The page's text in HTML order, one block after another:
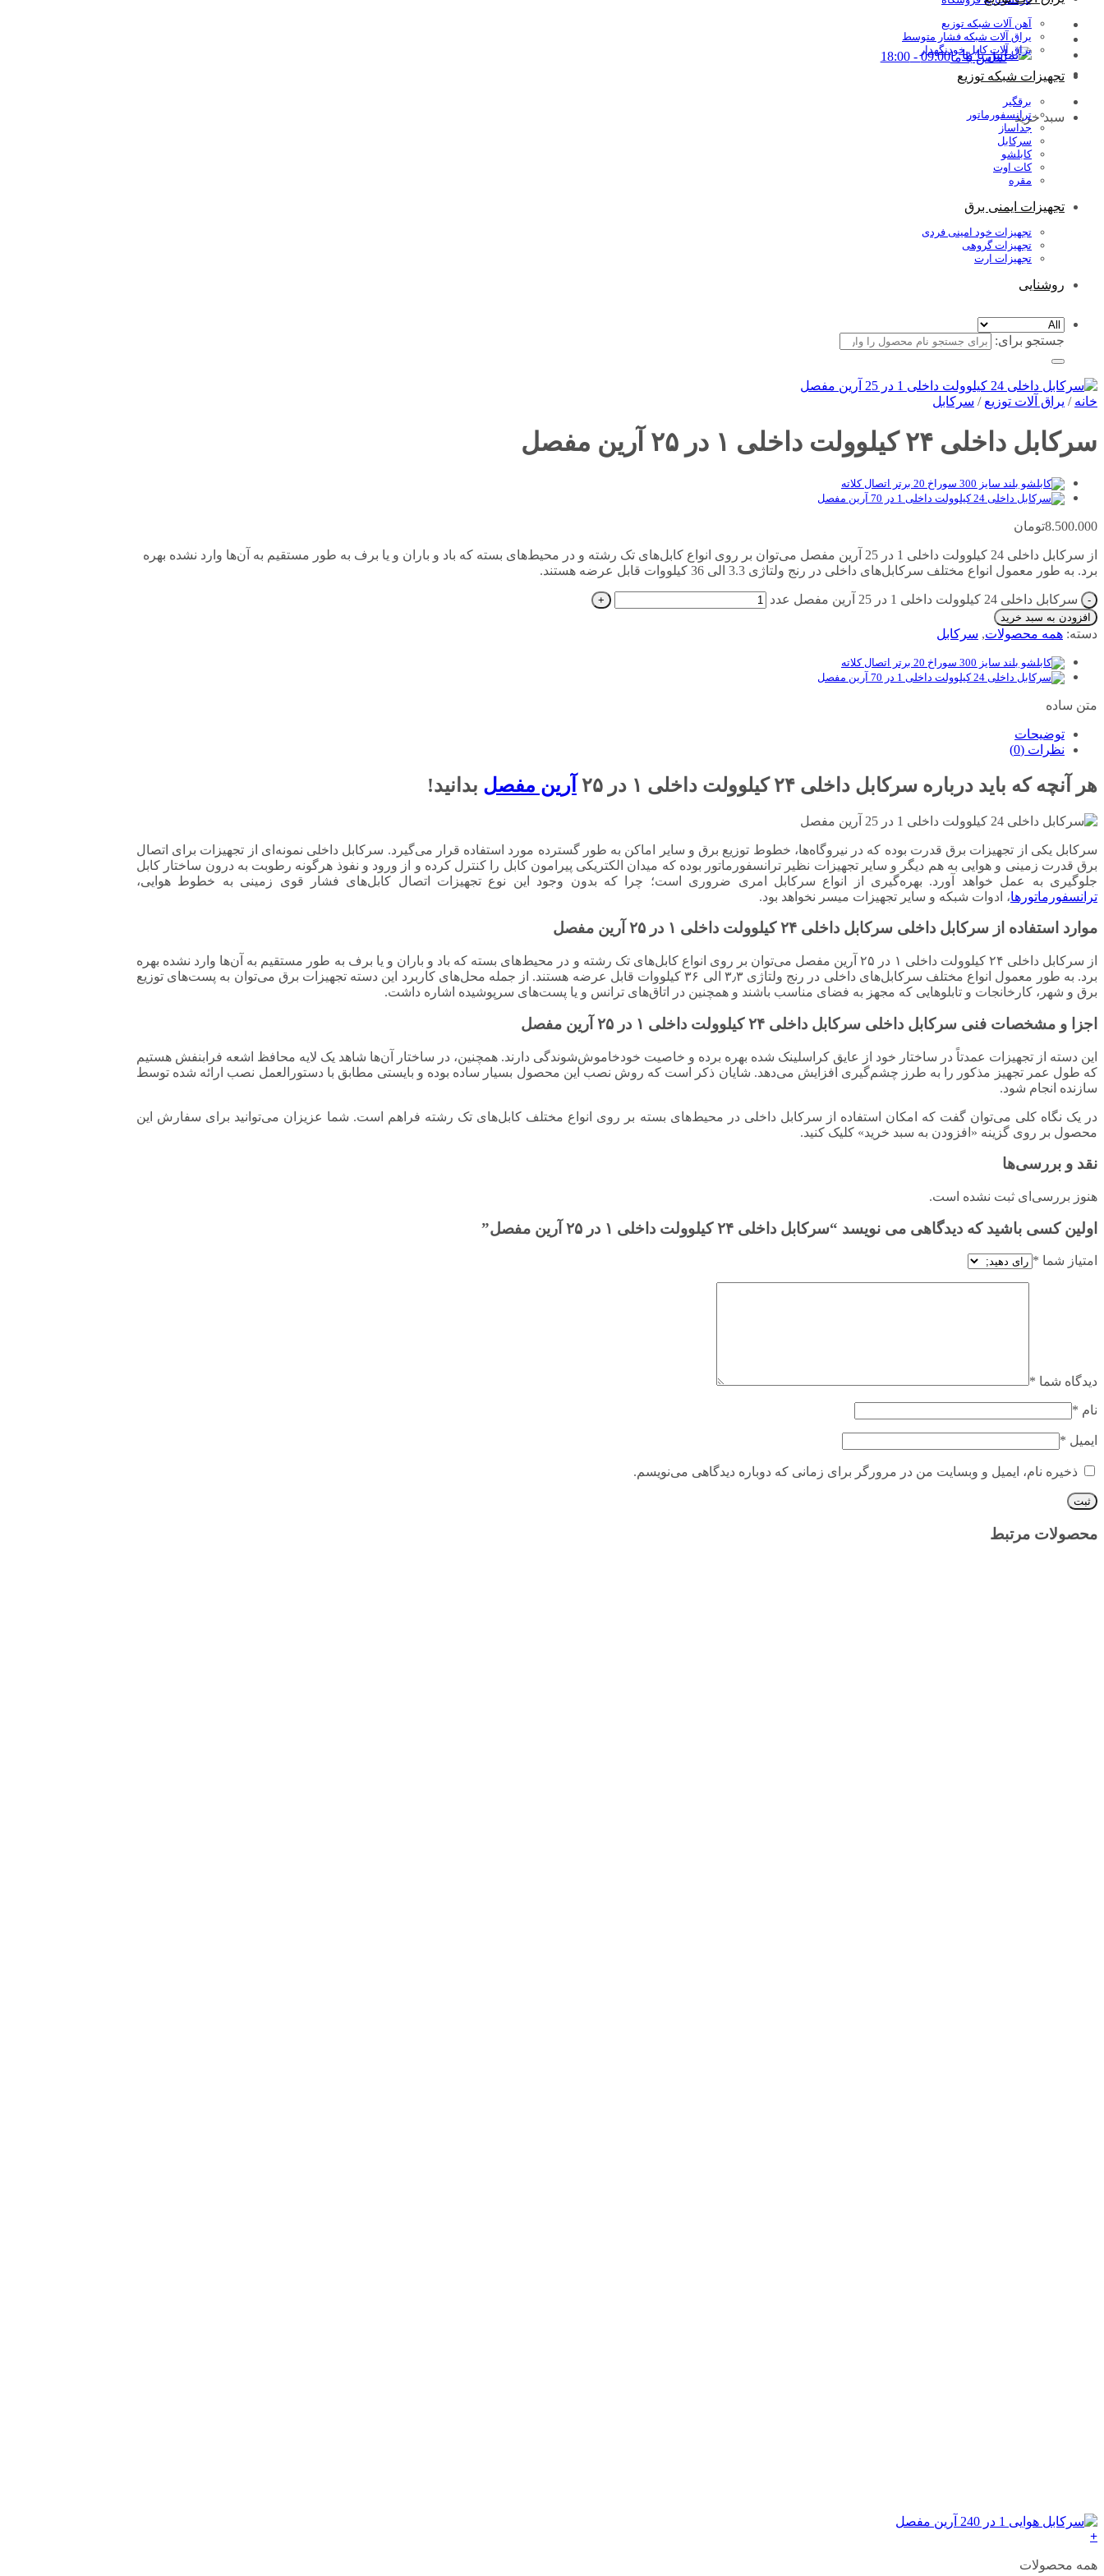
تماس با ما09:00 - 18:00
سبد خرید
آهن آلات شبکه توزیع
یراق آلات شبکه فشار متوسط
یراق آلات کابل خودنگهدار
تجهیزات شبکه توزیع
برقگیر
ترانسفورماتور
جداساز
سرکابل
کابلشو
کات اوت
مقره
تجهیزات ایمنی برق
تجهیزات خود امینی فردی
تجهیزات گروهی
تجهیزات ارت
روشنایی
جستجو برای:
خانه / یراق آلات توزیع / سرکابل
سرکابل داخلی ۲۴ کیلوولت داخلی ۱ در ۲۵ آرین مفصل
8.500.000تومان
از سرکابل داخلی 24 کیلوولت داخلی 1 در 25 آرین مفصل می‌توان بر روی انواع کابل‌های تک رشته و در محیط‌های بسته که باد و باران و یا برف به طور مستقیم به آن‌ها وارد نشده بهره
برد. به طور معمول انواع مختلف سرکابل‌های داخلی در رنج ولتاژی 3.3 الی 36 کیلووات قابل عرضه هستند.
سرکابل داخلی 24 کیلوولت داخلی 1 در 25 آرین مفصل عدد
افزودن به سبد خرید
دسته: همه محصولات, سرکابل
متن ساده
توضیحات
نظرات (0)
هر آنچه که باید درباره سرکابل داخلی ۲۴ کیلوولت داخلی ۱ در ۲۵ آرین مفصل بدانید!
سرکابل یکی از تجهیزات برق قدرت بوده که در نیروگاه‌ها، خطوط توزیع برق و سایر اماکن به طور گسترده مورد استفاده قرار می‌گیرد. سرکابل داخلی نمونه‌ای از تجهیزات برای اتصال
برق قدرت زمینی و هوایی به هم دیگر و سایر تجهیزات نظیر ترانسفورماتور بوده که میدان الکتریکی پیرامون کابل را کنترل کرده و از ورود و نفوذ هرگونه رطوبت به درون ساختار کابل
جلوگیری به عمل خواهد آورد. بهره‌گیری از انواع سرکابل امری ضروری است؛ چرا که بدون وجود این نوع تجهیزات اتصال کابل‌های فشار قوی زمینی به خطوط هوایی،
ترانسفورماتورها، ادوات شبکه و سایر تجهیزات میسر نخواهد بود.
موارد استفاده از سرکابل داخلی سرکابل داخلی ۲۴ کیلوولت داخلی ۱ در ۲۵ آرین مفصل
از سرکابل داخلی ۲۴ کیلوولت داخلی ۱ در ۲۵ آرین مفصل می‌توان بر روی انواع کابل‌های تک رشته و در محیط‌های بسته که باد و باران و یا برف به طور مستقیم به آن‌ها وارد نشده بهره
برد. به طور معمول انواع مختلف سرکابل‌های داخلی در رنج ولتاژی ۳٫۳ الی ۳۶ کیلووات قابل عرضه هستند. از جمله محل‌های کاربرد این دسته تجهیزات برق می‌توان به پست‌های توزیع
برق و شهر، کارخانجات و تابلوهایی که مجهز به فضای مناسب باشند و همچنین در اتاق‌های ترانس و یا پست‌های سرپوشیده اشاره داشت.
اجزا و مشخصات فنی سرکابل داخلی سرکابل داخلی ۲۴ کیلوولت داخلی ۱ در ۲۵ آرین مفصل
این دسته از تجهیزات عمدتاً در ساختار خود از عایق کراسلینک شده بهره برده و خاصیت خودخاموش‌شوندگی دارند. همچنین، در ساختار آن‌ها شاهد یک لایه محافظ اشعه فرابنفش هستیم
که طول عمر تجهیز مذکور را به طرز چشم‌گیری افزایش می‌دهد. شایان ذکر است که روش نصب این محصول بسیار ساده بوده و بایستی مطابق با دستورالعمل نصب ارائه شده توسط
سازنده انجام شود.
در یک نگاه کلی می‌توان گفت که امکان استفاده از سرکابل داخلی در محیط‌های بسته بر روی انواع مختلف کابل‌های تک رشته فراهم است. شما عزیزان می‌توانید برای سفارش این
محصول بر روی گزینه «افزودن به سبد خرید» کلیک کنید.
نقد و بررسی‌ها
هنوز بررسی‌ای ثبت نشده است.
اولین کسی باشید که دیدگاهی می نویسد “سرکابل داخلی ۲۴ کیلوولت داخلی ۱ در ۲۵ آرین مفصل”
امتیاز شما *
دیدگاه شما *
نام *
ایمیل *
ذخیره نام، ایمیل و وبسایت من در مرورگر برای زمانی که دوباره دیدگاهی می‌نویسم.
محصولات مرتبط
+
همه محصولات